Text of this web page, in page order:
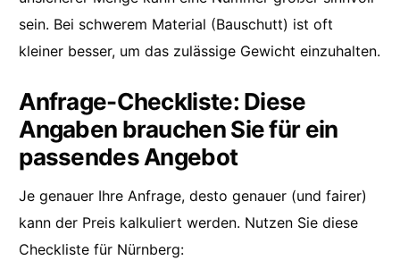
sein. Bei schwerem Material (Bauschutt) ist oft
kleiner besser, um das zulässige Gewicht einzuhalten.
Anfrage-Checkliste: Diese
Angaben brauchen Sie für ein
passendes Angebot
Je genauer Ihre Anfrage, desto genauer (und fairer)
kann der Preis kalkuliert werden. Nutzen Sie diese
Checkliste für Nürnberg: